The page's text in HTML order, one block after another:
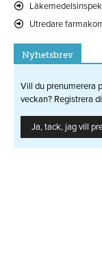
Utredare
Nyhetsbrev
Vill du prenumerera
veckan? Registrera
Ja, tack, jag vill